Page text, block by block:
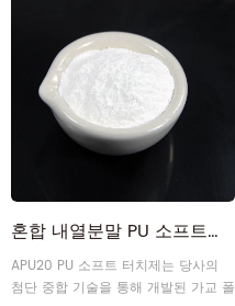
혼합 내열분말 PU 소프트터칭제
APU20 PU 소프트 터치제는 당사의
첨단 중합 기술을 통해 개발된 가교 폴